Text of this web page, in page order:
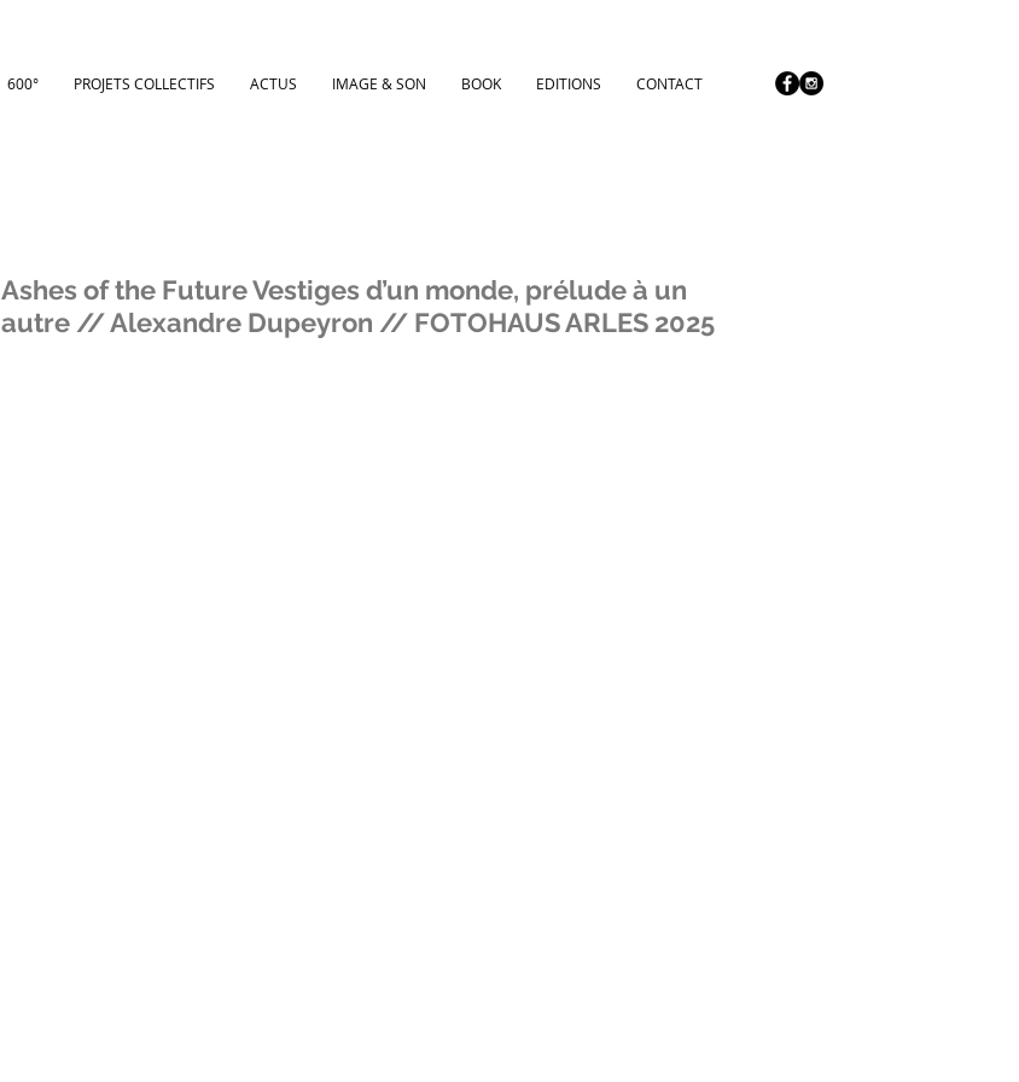
600° PROJETS COLLECTIFS ACTUS IMAGE & SON BOOK EDITIONS CONTACT
Ashes of the Future Vestiges d’un monde, prélude à un
autre // Alexandre Dupeyron // FOTOHAUS ARLES 2025